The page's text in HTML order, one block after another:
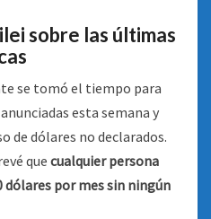
sobre las últimas
se tomó el tiempo para
esta semana y
de dólares no declarados.
que cualquier persona
dólares por mes sin ningún